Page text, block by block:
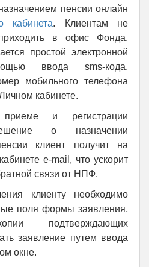
пенсии онлайн
кабинета. Клиентам не
в офис Фонда.
простой электронной
ввода sms-кода,
мобильного телефона
кабинете.
и регистрации
о назначении
клиент получит на
e-mail, что ускорит
связи от НПФ.
клиенту необходимо
поля формы заявления,
подтверждающих
заявление путем ввода
окне.